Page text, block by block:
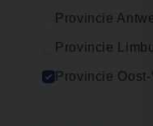
Provincie
Provincie
Provincie Oost-